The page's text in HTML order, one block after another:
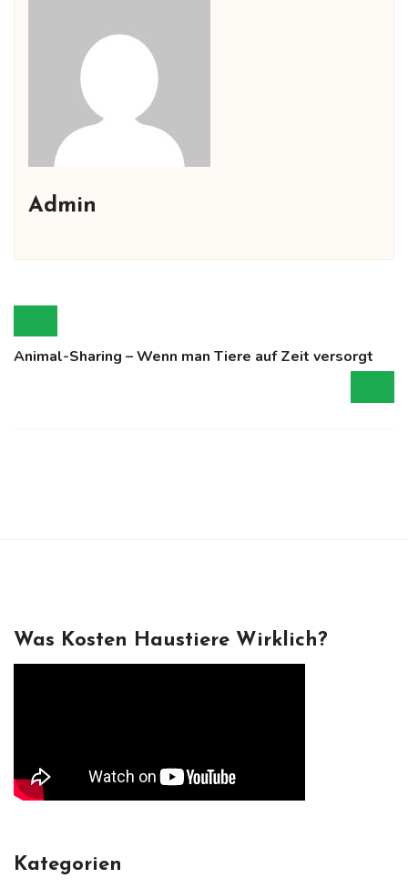
Admin
Animal-Sharing – Wenn man Tiere auf Zeit versorgt
Was Kosten Haustiere Wirklich?
Kategorien